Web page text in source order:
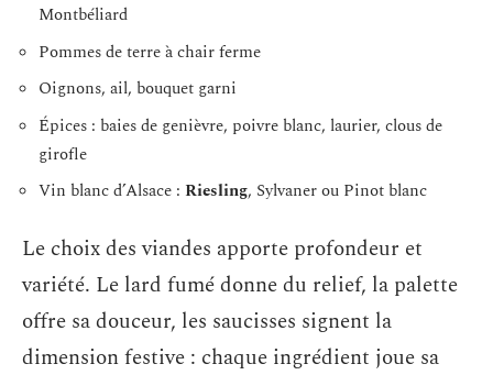
Montbéliard
Pommes de terre à chair ferme
Oignons, ail, bouquet garni
Épices : baies de genièvre, poivre blanc, laurier, clous de
girofle
Vin blanc d’Alsace : Riesling, Sylvaner ou Pinot blanc
Le choix des viandes apporte profondeur et
variété. Le lard fumé donne du relief, la palette
offre sa douceur, les saucisses signent la
dimension festive : chaque ingrédient joue sa